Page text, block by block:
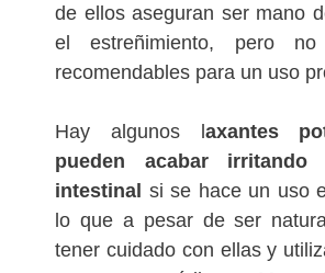
de ellos aseguran ser mano
el estreñimiento, pero
recomendables para un uso
Hay algunos laxantes
pueden acabar irritando
intestinal si se hace un uso
lo que a pesar de ser
tener cuidado con ellas y